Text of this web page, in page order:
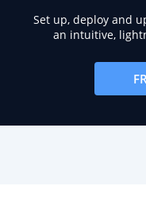
Set up, deploy and
an intuitive,